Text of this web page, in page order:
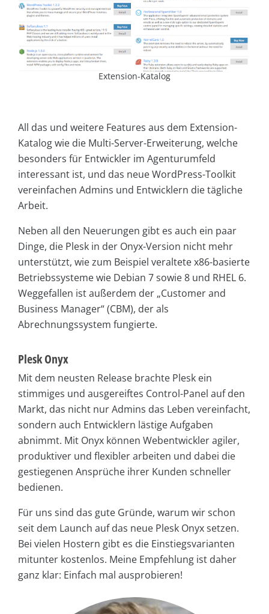
Extension-Katalog
All das und weitere Features aus dem Extension-
Katalog wie die Multi-Server-Erweiterung, welche
besonders für Entwickler im Agenturumfeld
interessant ist, und das neue WordPress-Toolkit
vereinfachen Admins und Entwicklern die tägliche
Arbeit.
Neben all den Neuerungen gibt es auch ein paar
Dinge, die Plesk in der Onyx-Version nicht mehr
unterstützt, wie zum Beispiel veraltete x86-basierte
Betriebssysteme wie Debian 7 sowie 8 und RHEL 6.
Weggefallen ist außerdem der „Customer and
Business Manager“ (CBM), der als
Abrechnungssystem fungierte.
Plesk Onyx
Mit dem neusten Release brachte Plesk ein
stimmiges und ausgereiftes Control-Panel auf den
Markt, das nicht nur Admins das Leben vereinfacht,
sondern auch Entwicklern lästige Aufgaben
abnimmt. Mit Onyx können Webentwickler agiler,
produktiver und flexibler arbeiten und dabei die
gestiegenen Ansprüche ihrer Kunden schneller
bedienen.
Für uns sind das gute Gründe, warum wir schon
seit dem Launch auf das neue Plesk Onyx setzen.
Bei vielen Hostern gibt es die Einstiegsvarianten
mitunter kostenlos. Meine Empfehlung ist daher
ganz klar: Einfach mal ausprobieren!